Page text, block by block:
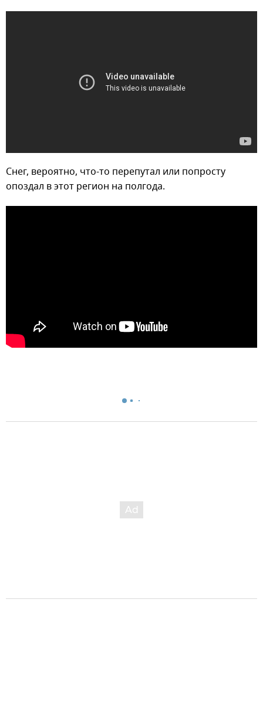
Снег, вероятно, что-то перепутал или попросту
опоздал в этот регион на полгода.